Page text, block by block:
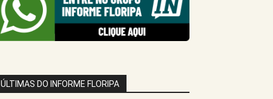
ÚLTIMAS DO INFORME FLORIPA